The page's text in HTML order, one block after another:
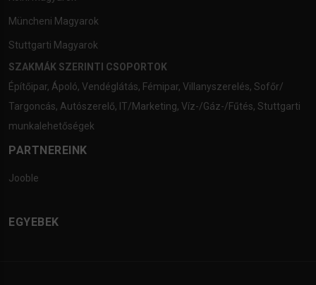
Müncheni Magyarok
Stuttgarti Magyarok
SZAKMÁK SZERINTI CSOPORTOK
Építőipar, Ápoló, Vendéglátás, Fémipar, Villanyszerelés, Sofőr/
Targoncás, Autószerelő, IT/Marketing, Víz-/Gáz-/Fűtés, Stuttgarti
munkalehetőségek
PARTNEREINK
Jooble
EGYEBEK